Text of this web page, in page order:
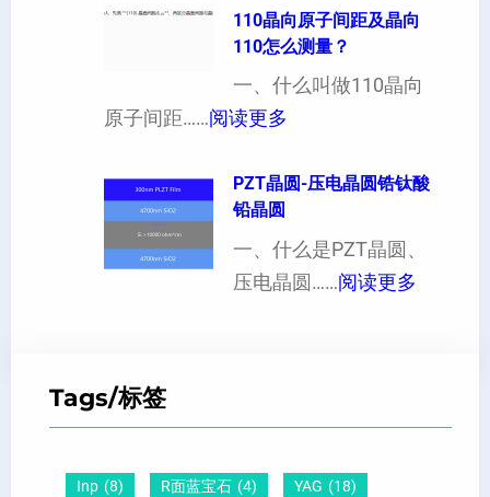
以
定
超
薄
硅
）
度
响
晶
硅
片
白
或
者
因
110晶向原子间距及晶向
110怎么测量？
一、什么叫做110晶向
原子间距……阅读更多
1
晶
向
晶
PZT晶圆-压电晶圆锆钛酸
铅晶圆
一、什么是PZT晶圆、
压电晶圆……阅读更多
Tags/标签
Inp (8) R面蓝宝石 (4) YAG (18)